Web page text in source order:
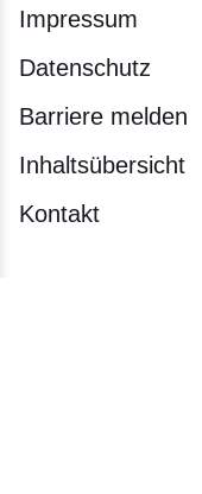
Impressum
Datenschutz
Barriere melden
Inhaltsübersicht
Kontakt